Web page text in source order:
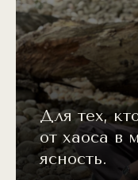
Для тех,
от хаоса в
ясность.